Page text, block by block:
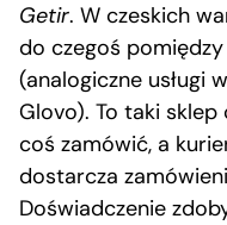
Getir. W czeskich
do czegoś pomiędzy
(analogiczne usługi
Glovo). To taki
coś zamówić, a
dostarcza
Doświadczenie